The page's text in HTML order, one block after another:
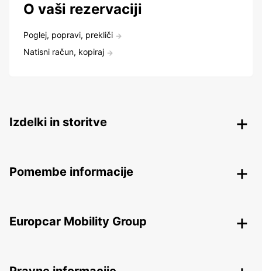
O vaši rezervaciji
Poglej, popravi, prekliči
Natisni račun, kopiraj
Izdelki in storitve
Pomembe informacije
Europcar Mobility Group